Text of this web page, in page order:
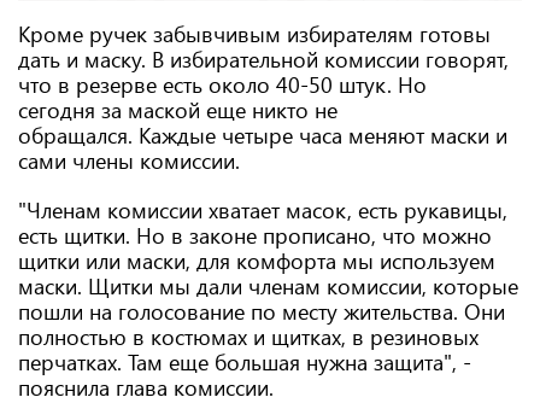
Кроме ручек забывчивым избирателям готовы
дать и маску. В избирательной комиссии говорят,
что в резерве есть около 40-50 штук. Но
сегодня за маской еще никто не
обращался. Каждые четыре часа меняют маски и
сами члены комиссии.
"Членам комиссии хватает масок, есть рукавицы,
есть щитки. Но в законе прописано, что можно
щитки или маски, для комфорта мы используем
маски. Щитки мы дали членам комиссии, которые
пошли на голосование по месту жительства. Они
полностью в костюмах и щитках, в резиновых
перчатках. Там еще большая нужна защита", -
пояснила глава комиссии.